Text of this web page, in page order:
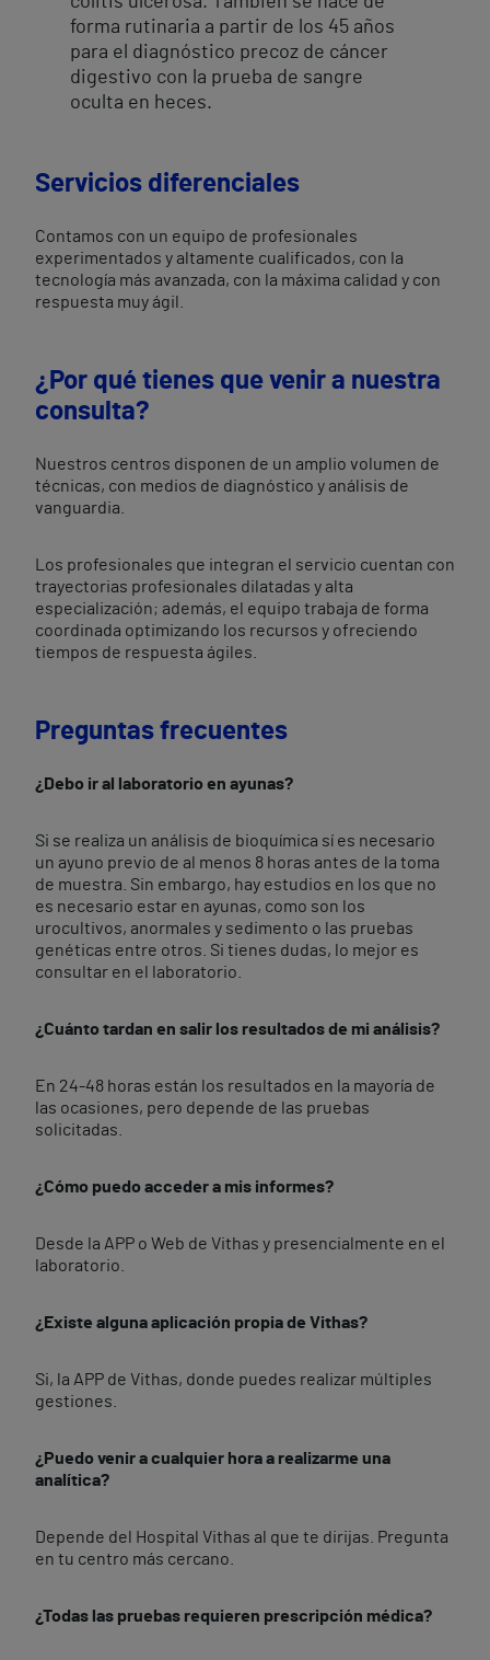
forma rutinaria a partir de los 45 años
para el diagnóstico precoz de cáncer
digestivo con la prueba de sangre
oculta en heces.
Servicios diferenciales
Contamos con un equipo de profesionales
experimentados y altamente cualificados, con la
tecnología más avanzada, con la máxima calidad y con
respuesta muy ágil.
¿Por qué tienes que venir a nuestra
consulta?
Nuestros centros disponen de un amplio volumen de
técnicas, con medios de diagnóstico y análisis de
vanguardia.
Los profesionales que integran el servicio cuentan con
trayectorias profesionales dilatadas y alta
especialización; además, el equipo trabaja de forma
coordinada optimizando los recursos y ofreciendo
tiempos de respuesta ágiles.
Preguntas frecuentes
¿Debo ir al laboratorio en ayunas?
Si se realiza un análisis de bioquímica sí es necesario
un ayuno previo de al menos 8 horas antes de la toma
de muestra. Sin embargo, hay estudios en los que no
es necesario estar en ayunas, como son los
urocultivos, anormales y sedimento o las pruebas
genéticas entre otros. Si tienes dudas, lo mejor es
consultar en el laboratorio.
¿Cuánto tardan en salir los resultados de mi análisis?
En 24-48 horas están los resultados en la mayoría de
las ocasiones, pero depende de las pruebas
solicitadas.
¿Cómo puedo acceder a mis informes?
Desde la APP o Web de Vithas y presencialmente en el
laboratorio.
¿Existe alguna aplicación propia de Vithas?
Si, la APP de Vithas, donde puedes realizar múltiples
gestiones.
¿Puedo venir a cualquier hora a realizarme una
analítica?
Depende del Hospital Vithas al que te dirijas. Pregunta
en tu centro más cercano.
¿Todas las pruebas requieren prescripción médica?